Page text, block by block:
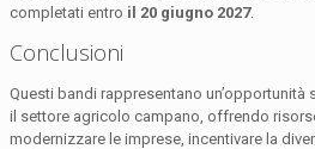
completati entro il 20 giugno 2027.
Conclusioni
Questi bandi rappresentano un’opportunità
il settore agricolo campano, offrendo
modernizzare le imprese, incentivare la